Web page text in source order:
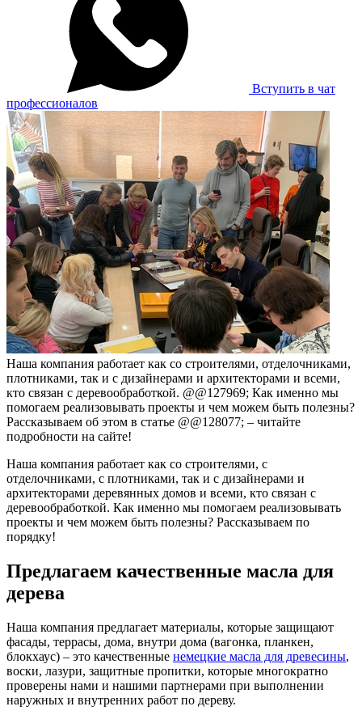
Вступить в чат
профессионалов
Наша компания работает как со строителями, отделочниками,
плотниками, так и с дизайнерами и архитекторами и всеми,
кто связан с деревообработкой. @@127969; Как именно мы
помогаем реализовывать проекты и чем можем быть полезны?
Рассказываем об этом в статье @@128077; – читайте
подробности на сайте!
Наша компания работает как со строителями, с
отделочниками, с плотниками, так и с дизайнерами и
архитекторами деревянных домов и всеми, кто связан с
деревообработкой. Как именно мы помогаем реализовывать
проекты и чем можем быть полезны? Рассказываем по
порядку!
Предлагаем качественные масла для
дерева
Наша компания предлагает материалы, которые защищают
фасады, террасы, дома, внутри дома (вагонка, планкен,
блокхаус) – это качественные немецкие масла для древесины,
воски, лазури, защитные пропитки, которые многократно
проверены нами и нашими партнерами при выполнении
наружных и внутренних работ по дереву.